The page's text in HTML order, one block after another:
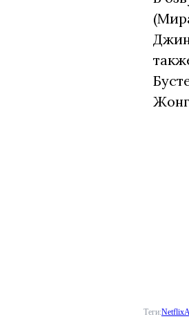
Теги:Netflix